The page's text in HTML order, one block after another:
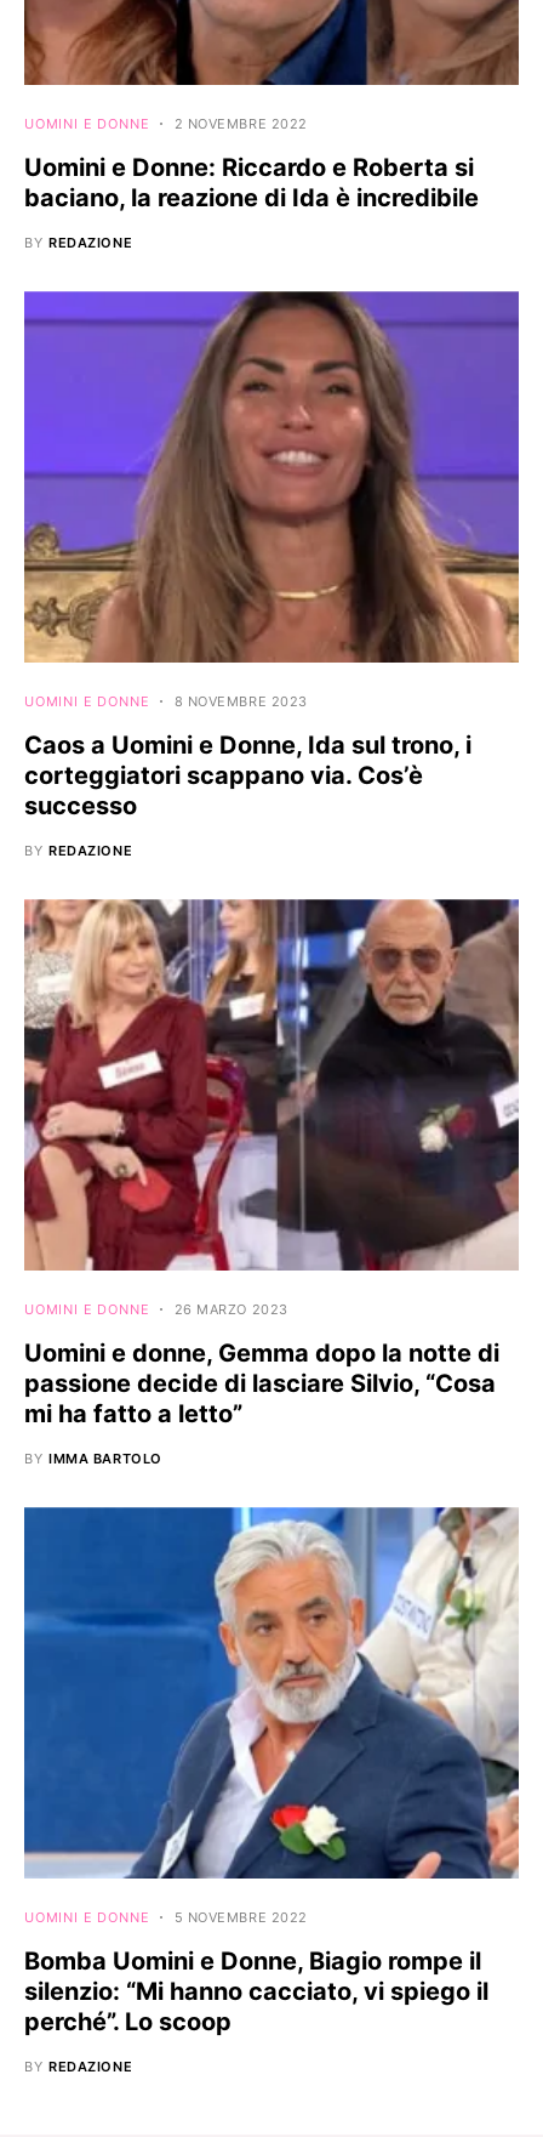
UOMINI E DONNE 2 NOVEMBRE 2022
Uomini e Donne: Riccardo e Roberta si
baciano, la reazione di Ida è incredibile
BY REDAZIONE
UOMINI E DONNE 8 NOVEMBRE 2023
Caos a Uomini e Donne, Ida sul trono, i
corteggiatori scappano via. Cos’è
successo
BY REDAZIONE
UOMINI E DONNE 26 MARZO 2023
Uomini e donne, Gemma dopo la notte di
passione decide di lasciare Silvio, “Cosa
mi ha fatto a letto”
BY IMMA BARTOLO
UOMINI E DONNE 5 NOVEMBRE 2022
Bomba Uomini e Donne, Biagio rompe il
silenzio: “Mi hanno cacciato, vi spiego il
perché”. Lo scoop
BY REDAZIONE